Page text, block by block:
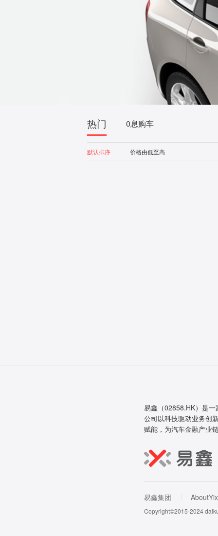
热门 0息购车
默认排序 价格由低至高
易鑫（02858.HK）是
公司以科技驱动业务创
赋能，为汽车金融产业
易鑫集团
Copyright©2015-2024